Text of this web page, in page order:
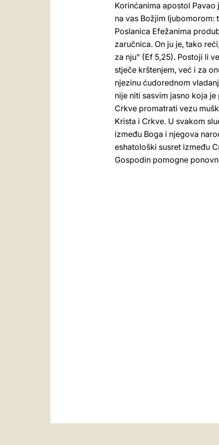
Korinćanima apostol
na vas Božjim ljubomorom:
Poslanica Efežanima
zaručnica. On ju je, tako
za nju" (Ef 5,25). Postoji li
stječe krštenjem, već i za
njezinu ćudorednom
nije niti sasvim jasno koja
Crkve promatrati vezu
Krista i Crkve. U svakom
između Boga i njegova
eshatološki susret između
Gospodin pomogne